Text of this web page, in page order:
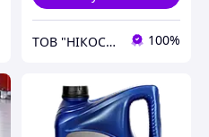
ТОВ "НІКОС-АВТО" 100%